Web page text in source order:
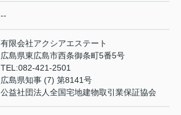
--
有限会社アクシアエステート
広島県東広島市西条御条町5番5号
TEL:082-421-2501
広島県知事 (7) 第8141号
公益社団法人全国宅地建物取引業保証協会